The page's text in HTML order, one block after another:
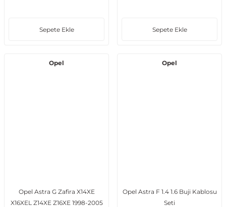
Sepete Ekle Sepete Ekle
Opel
Opel Astra G Zafira X14XE
X16XEL Z14XE Z16XE 1998-2005
Opel
Opel Astra F 1.4 1.6 Buji Kablosu
Seti